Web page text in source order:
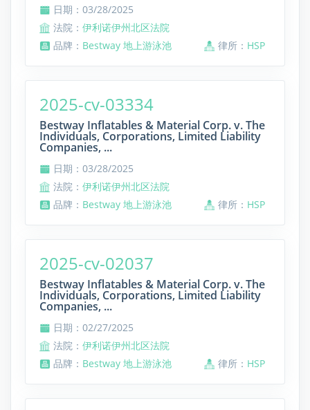
日期：03/28/2025
法院： 伊利诺伊州北区法院
品牌： Bestway 地上游泳池 律所： HSP
2025-cv-03334
Bestway Inflatables & Material Corp. v. The
Individuals, Corporations, Limited Liability
Companies, ...
日期：03/28/2025
法院： 伊利诺伊州北区法院
品牌： Bestway 地上游泳池 律所： HSP
2025-cv-02037
Bestway Inflatables & Material Corp. v. The
Individuals, Corporations, Limited Liability
Companies, ...
日期：02/27/2025
法院： 伊利诺伊州北区法院
品牌： Bestway 地上游泳池 律所： HSP